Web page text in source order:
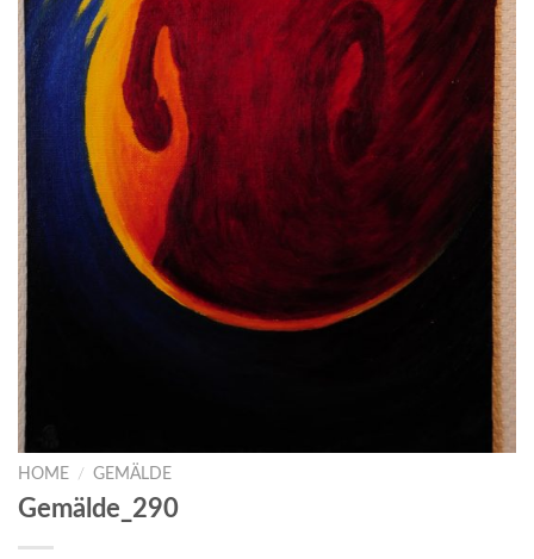
HOME / GEMÄLDE
Gemälde_290